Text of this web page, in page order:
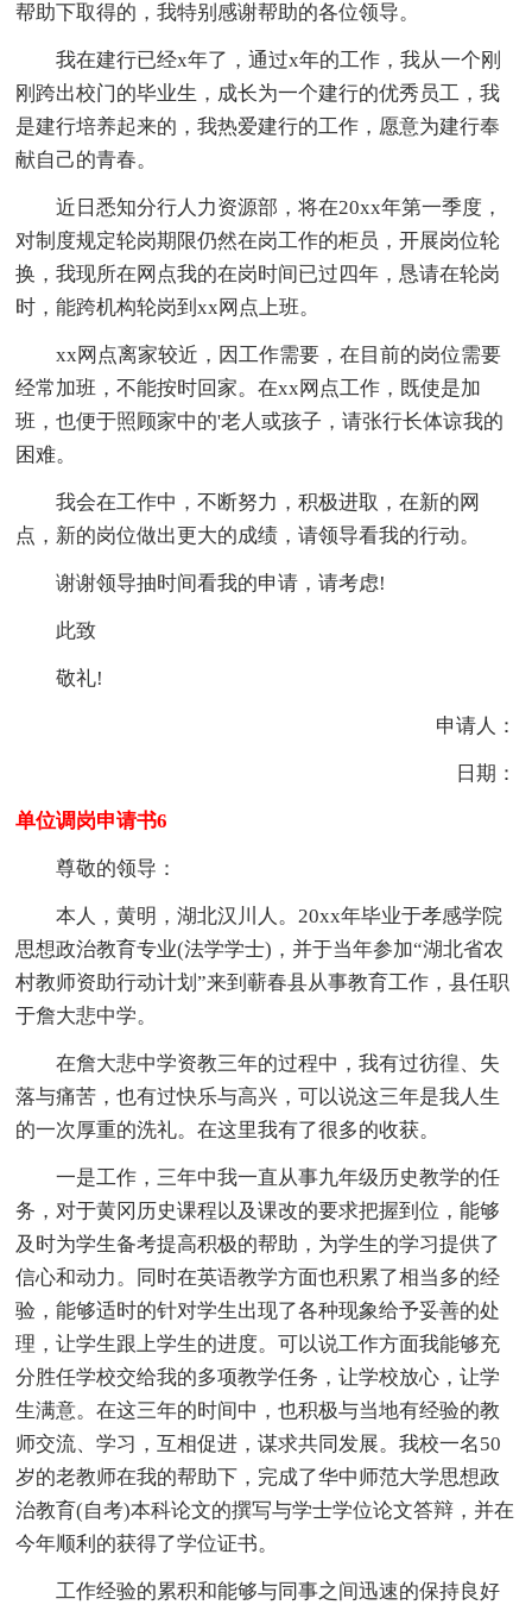
帮助下取得的，我特别感谢帮助的各位领导。
我在建行已经x年了，通过x年的工作，我从一个刚
刚跨出校门的毕业生，成长为一个建行的优秀员工，我
是建行培养起来的，我热爱建行的工作，愿意为建行奉
献自己的青春。
近日悉知分行人力资源部，将在20xx年第一季度，
对制度规定轮岗期限仍然在岗工作的柜员，开展岗位轮
换，我现所在网点我的在岗时间已过四年，恳请在轮岗
时，能跨机构轮岗到xx网点上班。
xx网点离家较近，因工作需要，在目前的岗位需要
经常加班，不能按时回家。在xx网点工作，既使是加
班，也便于照顾家中的'老人或孩子，请张行长体谅我的
困难。
我会在工作中，不断努力，积极进取，在新的网
点，新的岗位做出更大的成绩，请领导看我的行动。
谢谢领导抽时间看我的申请，请考虑!
此致
敬礼!
申请人：
日期：
单位调岗申请书6
尊敬的领导：
本人，黄明，湖北汉川人。20xx年毕业于孝感学院
思想政治教育专业(法学学士)，并于当年参加“湖北省农
村教师资助行动计划”来到蕲春县从事教育工作，县任职
于詹大悲中学。
在詹大悲中学资教三年的过程中，我有过彷徨、失
落与痛苦，也有过快乐与高兴，可以说这三年是我人生
的一次厚重的洗礼。在这里我有了很多的收获。
一是工作，三年中我一直从事九年级历史教学的任
务，对于黄冈历史课程以及课改的要求把握到位，能够
及时为学生备考提高积极的帮助，为学生的学习提供了
信心和动力。同时在英语教学方面也积累了相当多的经
验，能够适时的针对学生出现了各种现象给予妥善的处
理，让学生跟上学生的进度。可以说工作方面我能够充
分胜任学校交给我的多项教学任务，让学校放心，让学
生满意。在这三年的时间中，也积极与当地有经验的教
师交流、学习，互相促进，谋求共同发展。我校一名50
岁的老教师在我的帮助下，完成了华中师范大学思想政
治教育(自考)本科论文的撰写与学士学位论文答辩，并在
今年顺利的获得了学位证书。
工作经验的累积和能够与同事之间迅速的保持良好